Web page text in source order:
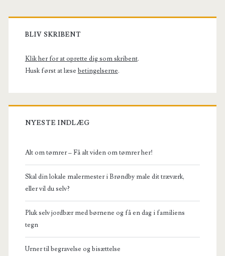
Primary
Sidebar
BLIV SKRIBENT
Klik her for at oprette dig som skribent.
Husk først at læse betingelserne.
NYESTE INDLÆG
Alt om tømrer – Få alt viden om tømrer her!
Skal din lokale malermester i Brøndby male dit træværk,
eller vil du selv?
Pluk selv jordbær med børnene og få en dag i familiens
tegn
Urner til begravelse og bisættelse